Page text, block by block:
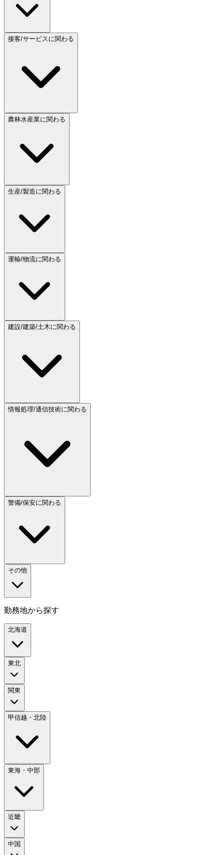
接客/サービスに関わる
農林水産業に関わる
生産/製造に関わる
運輸/物流に関わる
建設/建築/土木に関わる
情報処理/通信技術に関わる
警備/保安に関わる
その他
勤務地から探す
北海道
東北
関東
甲信越・北陸
東海・中部
近畿
中国